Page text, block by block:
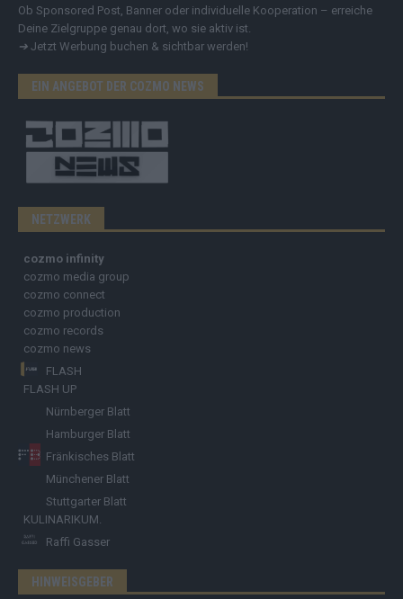
Ob Sponsored Post, Banner oder individuelle Kooperation – erreiche
Deine Zielgruppe genau dort, wo sie aktiv ist.
➔ Jetzt Werbung buchen & sichtbar werden!
EIN ANGEBOT DER COZMO NEWS
NETZWERK
cozmo infinity
cozmo media group
cozmo connect
cozmo production
cozmo records
cozmo news
FLASH
FLASH UP
Nürnberger Blatt
Hamburger Blatt
Fränkisches Blatt
Münchener Blatt
Stuttgarter Blatt
KULINARIKUM.
Raffi Gasser
HINWEISGEBER